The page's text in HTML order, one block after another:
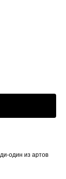
один из артов